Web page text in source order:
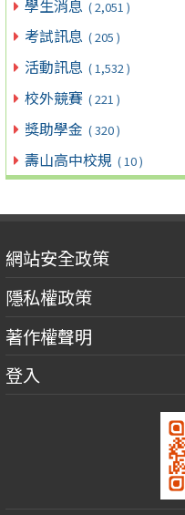
學生消息 ( 2,051 )
考試訊息 ( 205 )
活動訊息 ( 1,532 )
校外競賽 ( 221 )
獎助學金 ( 320 )
壽山高中校規 ( 10 )
網站安全政策
隱私權政策
著作權聲明
登入